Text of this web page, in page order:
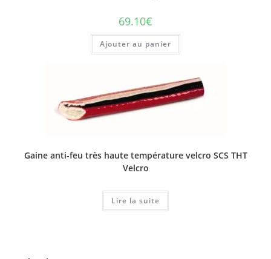
69.10€
Ajouter au panier
Gaine anti-feu très haute température velcro SCS THT
Velcro
Lire la suite